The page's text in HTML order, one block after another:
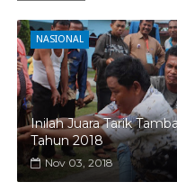
NASIONAL
Inilah Juara Tarik
Tahun 2018
Nov 03, 2018